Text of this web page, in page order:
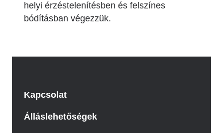
helyi érzéstelenítésben és felszínes
bódításban végezzük.
Kapcsolat
Álláslehetőségek